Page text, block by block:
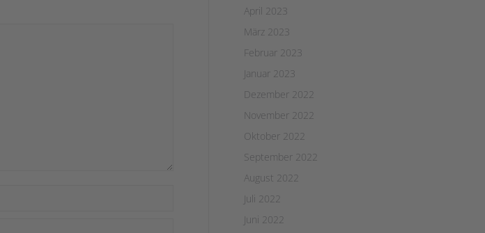
April 2023
März 2023
Februar 2023
Januar 2023
Dezember 2022
November 2022
Oktober 2022
September 2022
August 2022
Juli 2022
Juni 2022